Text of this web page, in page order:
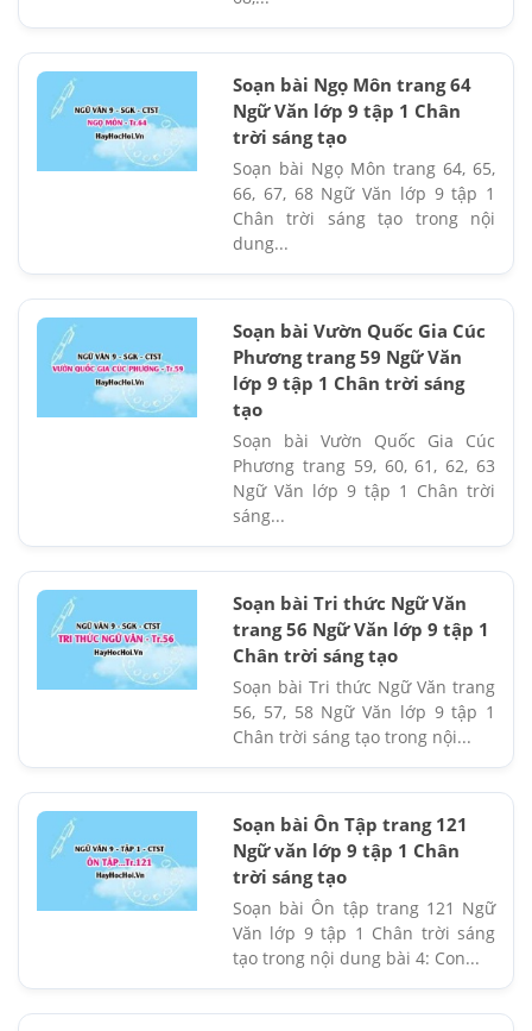
Soạn bài Ngọ Môn trang 64
Ngữ Văn lớp 9 tập 1 Chân
trời sáng tạo
Soạn bài Ngọ Môn trang 64, 65,
66, 67, 68 Ngữ Văn lớp 9 tập 1
Chân trời sáng tạo trong nội
dung...
Soạn bài Vườn Quốc Gia Cúc
Phương trang 59 Ngữ Văn
lớp 9 tập 1 Chân trời sáng
tạo
Soạn bài Vườn Quốc Gia Cúc
Phương trang 59, 60, 61, 62, 63
Ngữ Văn lớp 9 tập 1 Chân trời
sáng...
Soạn bài Tri thức Ngữ Văn
trang 56 Ngữ Văn lớp 9 tập 1
Chân trời sáng tạo
Soạn bài Tri thức Ngữ Văn trang
56, 57, 58 Ngữ Văn lớp 9 tập 1
Chân trời sáng tạo trong nội...
Soạn bài Ôn Tập trang 121
Ngữ văn lớp 9 tập 1 Chân
trời sáng tạo
Soạn bài Ôn tập trang 121 Ngữ
Văn lớp 9 tập 1 Chân trời sáng
tạo trong nội dung bài 4: Con...